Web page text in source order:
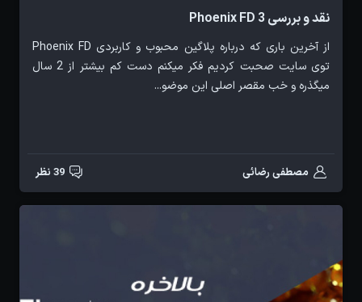
نقد و بررسی Phoenix FD 3
از آخرین باری که درباره پلاگین محبوب و کاربردی Phoenix FD
توی سایت صحبت کردیم فکر میکنم دست کم بیشتر از 2 سال
میگذره و خب مقصر اصلی این موضو...
مصطفی رضائی 39 نظر